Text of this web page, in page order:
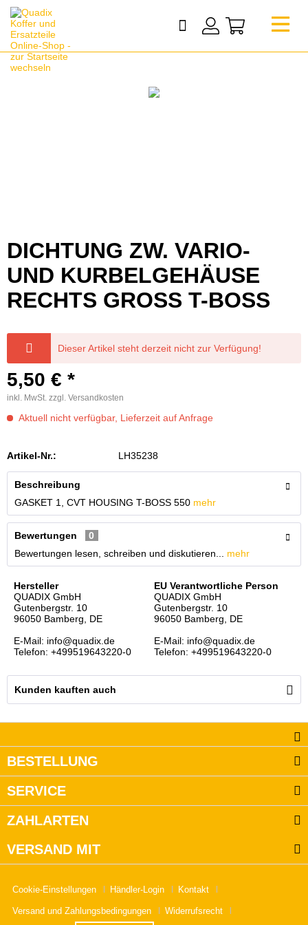
DICHTUNG ZW. VARIO-
UND KURBELGEHÄUSE
RECHTS GROSS T-BOSS
Dieser Artikel steht derzeit nicht zur Verfügung!
5,50 € *
inkl. MwSt. zzgl. Versandkosten
Aktuell nicht verfügbar, Lieferzeit auf Anfrage
Artikel-Nr.: LH35238
Beschreibung
GASKET 1, CVT HOUSING T-BOSS 550 mehr
Bewertungen
0
Bewertungen lesen, schreiben und diskutieren...
mehr
Hersteller
QUADIX GmbH
Gutenbergstr. 10
96050 Bamberg, DE
E-Mail: info@quadix.de
Telefon: +499519643220-0
EU Verantwortliche Person
QUADIX GmbH
Gutenbergstr. 10
96050 Bamberg, DE
E-Mail: info@quadix.de
Telefon: +499519643220-0
Kunden kauften auch
BESTELLUNG
SERVICE
ZAHLARTEN
VERSAND MIT
Cookie-Einstellungen Händler-Login Kontakt
Versand und Zahlungsbedingungen Widerrufsrecht